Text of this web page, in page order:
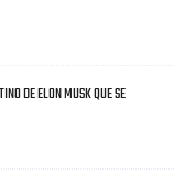
DE ELON MUSK QUE SE